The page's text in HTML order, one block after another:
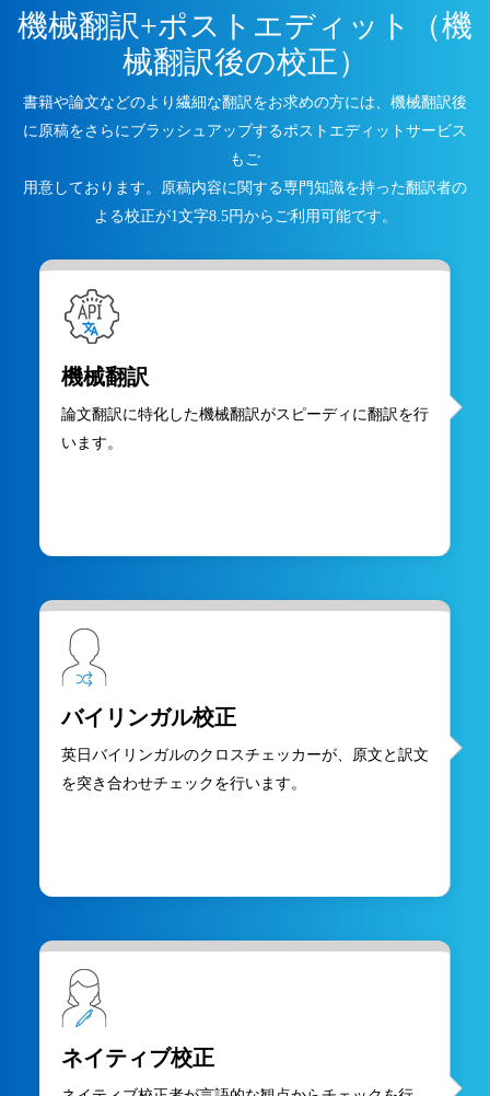
機械翻訳+ポストエディット（機
械翻訳後の校正）
書籍や論文などのより繊細な翻訳をお求めの方には、機械翻訳後
に原稿をさらにブラッシュアップするポストエディットサービス
もご
用意しております。原稿内容に関する専門知識を持った翻訳者の
よる校正が1文字8.5円からご利用可能です。
機械翻訳
論文翻訳に特化した機械翻訳がスピーディに翻訳を行
います。
バイリンガル校正
英日バイリンガルのクロスチェッカーが、原文と訳文
を突き合わせチェックを行います。
ネイティブ校正